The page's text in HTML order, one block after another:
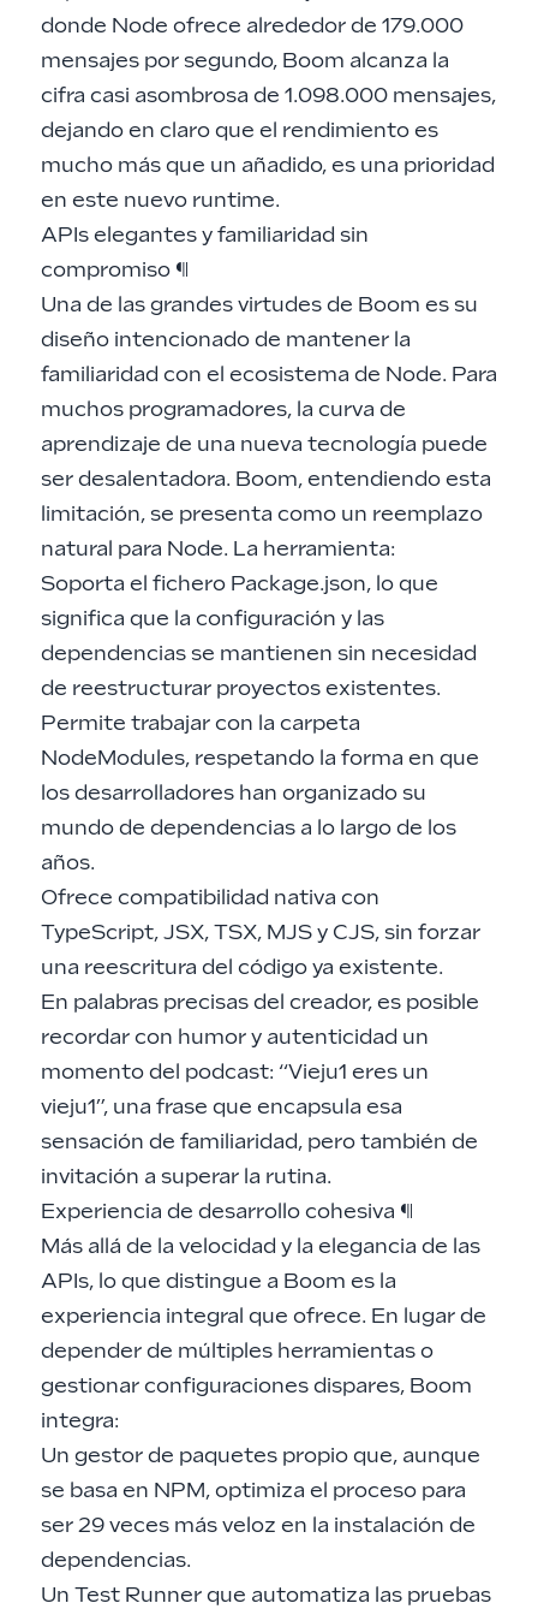
donde Node ofrece alrededor de 179.000
mensajes por segundo, Boom alcanza la
cifra casi asombrosa de 1.098.000 mensajes,
dejando en claro que el rendimiento es
mucho más que un añadido, es una prioridad
en este nuevo runtime.
APIs elegantes y familiaridad sin
compromiso ¶
Una de las grandes virtudes de Boom es su
diseño intencionado de mantener la
familiaridad con el ecosistema de Node. Para
muchos programadores, la curva de
aprendizaje de una nueva tecnología puede
ser desalentadora. Boom, entendiendo esta
limitación, se presenta como un reemplazo
natural para Node. La herramienta:
Soporta el fichero Package.json, lo que
significa que la configuración y las
dependencias se mantienen sin necesidad
de reestructurar proyectos existentes.
Permite trabajar con la carpeta
NodeModules, respetando la forma en que
los desarrolladores han organizado su
mundo de dependencias a lo largo de los
años.
Ofrece compatibilidad nativa con
TypeScript, JSX, TSX, MJS y CJS, sin forzar
una reescritura del código ya existente.
En palabras precisas del creador, es posible
recordar con humor y autenticidad un
momento del podcast: “Vieju1 eres un
vieju1”, una frase que encapsula esa
sensación de familiaridad, pero también de
invitación a superar la rutina.
Experiencia de desarrollo cohesiva ¶
Más allá de la velocidad y la elegancia de las
APIs, lo que distingue a Boom es la
experiencia integral que ofrece. En lugar de
depender de múltiples herramientas o
gestionar configuraciones dispares, Boom
integra:
Un gestor de paquetes propio que, aunque
se basa en NPM, optimiza el proceso para
ser 29 veces más veloz en la instalación de
dependencias.
Un Test Runner que automatiza las pruebas